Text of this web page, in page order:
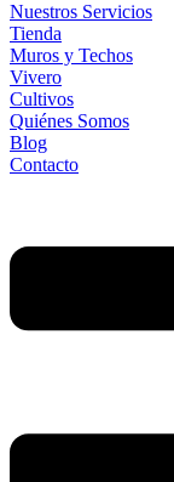
Nuestros Servicios
Tienda
Muros y Techos
Vivero
Cultivos
Quiénes Somos
Blog
Contacto